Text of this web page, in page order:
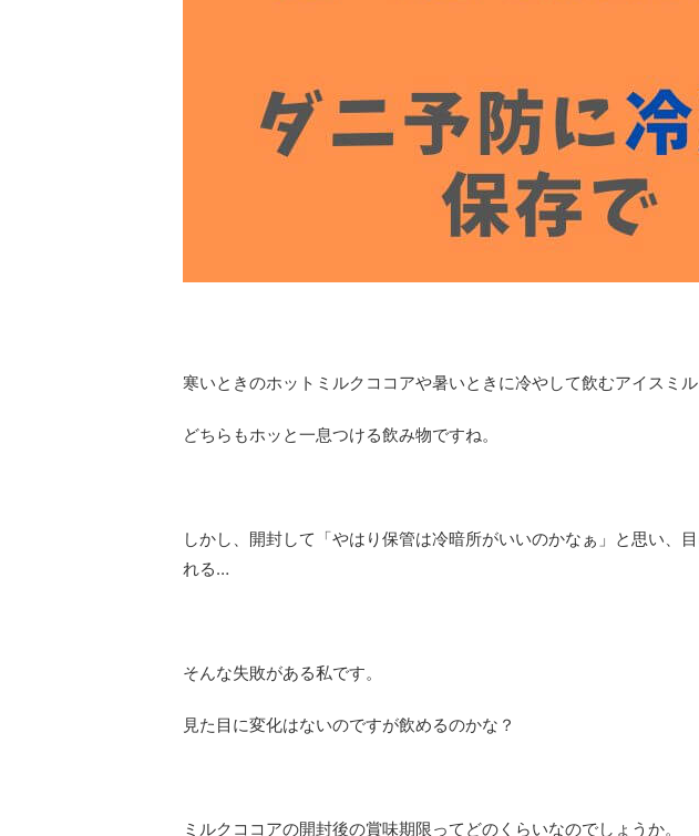
寒いときのホットミルクココアや暑いときに冷やして飲むアイスミル
どちらもホッと一息つける飲み物ですね。
しかし、開封して「やはり保管は冷暗所がいいのかなぁ」と思い、
れる…
そんな失敗がある私です。
見た目に変化はないのですが飲めるのかな？
ミルクココアの開封後の賞味期限ってどのくらいなのでしょうか。